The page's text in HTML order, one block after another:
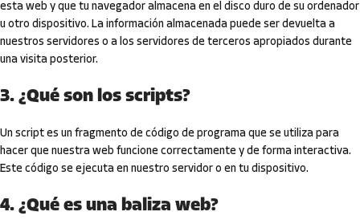
esta web y que tu navegador almacena en el disco duro de su ordenador
u otro dispositivo. La información almacenada puede ser devuelta a
nuestros servidores o a los servidores de terceros apropiados durante
una visita posterior.
3. ¿Qué son los scripts?
Un script es un fragmento de código de programa que se utiliza para
hacer que nuestra web funcione correctamente y de forma interactiva.
Este código se ejecuta en nuestro servidor o en tu dispositivo.
4. ¿Qué es una baliza web?